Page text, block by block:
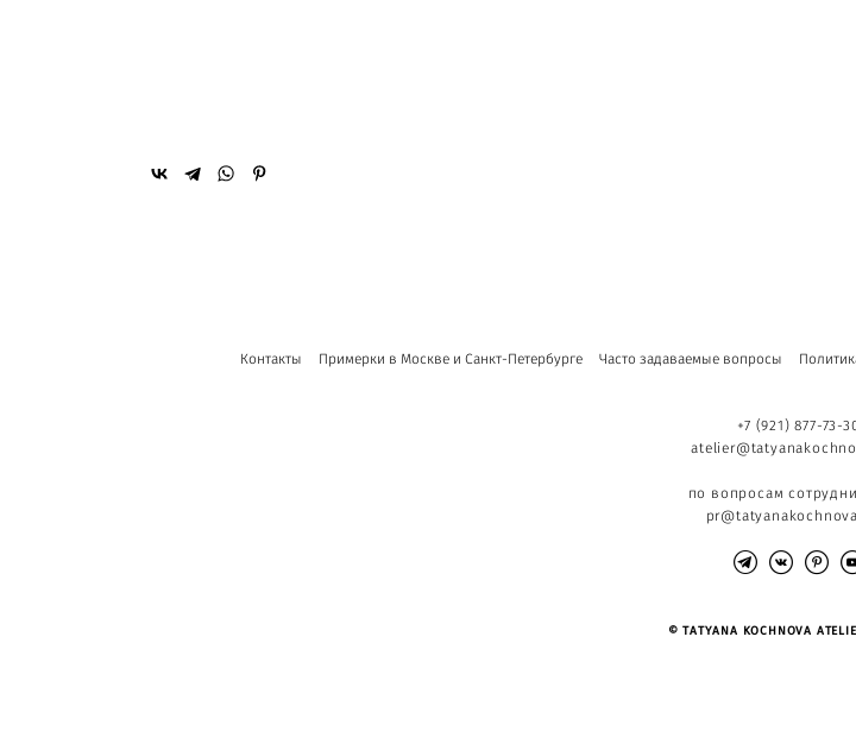
Контакты Примерки в Москве и Санкт-Петербурге Часто задаваемые вопросы
+7 (921) 877-73-
по вопросам
© TATYANA KOCHNOVA